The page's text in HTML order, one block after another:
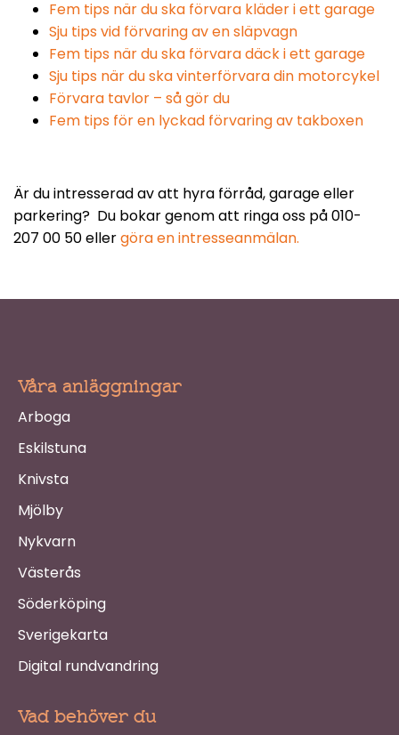
Fem tips när du ska förvara kläder i ett garage
Sju tips vid förvaring av en släpvagn
Fem tips när du ska förvara däck i ett garage
Sju tips när du ska vinterförvara din motorcykel
Förvara tavlor – så gör du
Fem tips för en lyckad förvaring av takboxen
Är du intresserad av att hyra förråd, garage eller
parkering? Du bokar genom att ringa oss på 010-
207 00 50 ellergöra en intresseanmälan.
Våra anläggningar
Arboga
Eskilstuna
Knivsta
Mjölby
Nykvarn
Västerås
Söderköping
Sverigekarta
Digital rundvandring
Vad behöver du